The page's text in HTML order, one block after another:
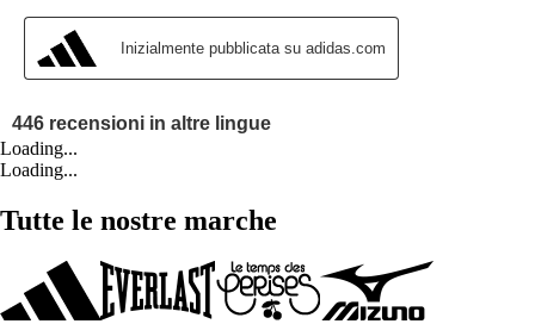
Loading...
Loading...
Tutte le nostre marche